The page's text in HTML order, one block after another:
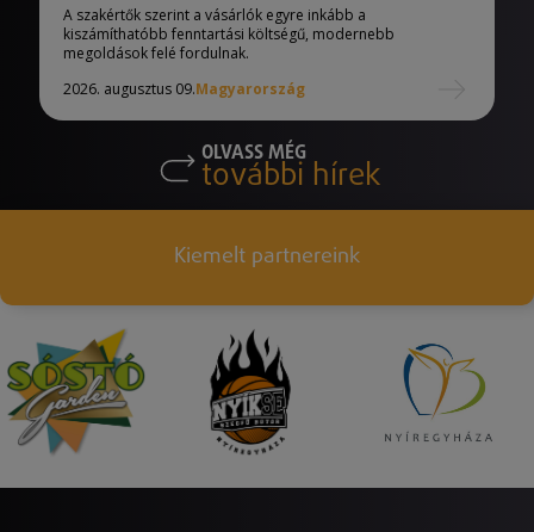
A szakértők szerint a vásárlók egyre inkább a
kiszámíthatóbb fenntartási költségű, modernebb
megoldások felé fordulnak.
2026. augusztus 09.Magyarország
OLVASS MÉG
további hírek
Kiemelt partnereink